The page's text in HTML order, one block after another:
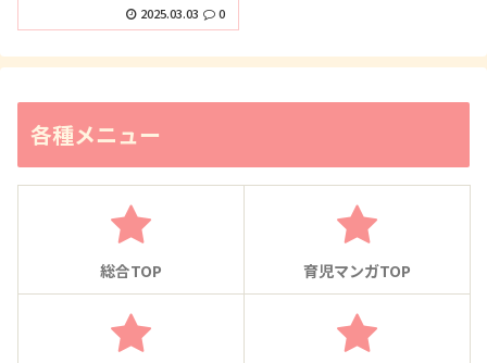
2025.03.03 0
各種メニュー
総合TOP 育児マンガTOP